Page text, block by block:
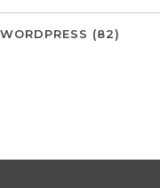
WORDPRESS (82)